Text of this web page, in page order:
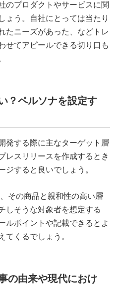
のプロダクトやサービスに関
ょう。自社にとっては当たり
たニーズがあった、などトレ
せてアピールできる切り口も
？ペルソナを設定す
発する際に主なターゲット層
レスリリースを作成するとき
ジすると良いでしょう。
その商品と親和性の高い層
しそうな対象者を想定する
ルポイントや記載できるとよ
てくるでしょう。
の由来や現代におけ